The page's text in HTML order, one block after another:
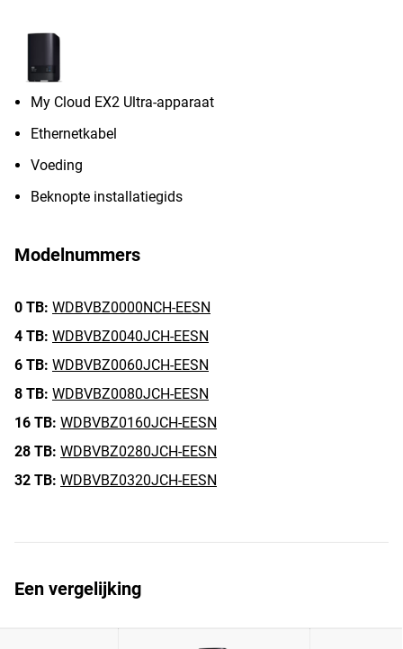
My Cloud EX2 Ultra-apparaat
Ethernetkabel
Voeding
Beknopte installatiegids
Modelnummers
0 TB: WDBVBZ0000NCH-EESN
4 TB: WDBVBZ0040JCH-EESN
6 TB: WDBVBZ0060JCH-EESN
8 TB: WDBVBZ0080JCH-EESN
16 TB: WDBVBZ0160JCH-EESN
28 TB: WDBVBZ0280JCH-EESN
32 TB: WDBVBZ0320JCH-EESN
Een vergelijking